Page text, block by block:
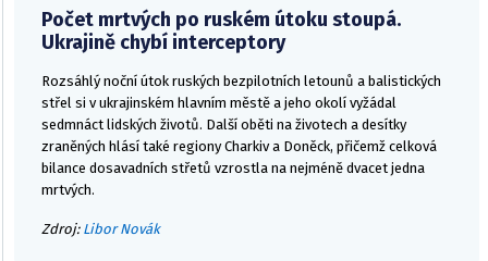
Počet mrtvých po ruském útoku stoupá.
Ukrajině chybí interceptory
Rozsáhlý noční útok ruských bezpilotních letounů a balistických
střel si v ukrajinském hlavním městě a jeho okolí vyžádal
sedmnáct lidských životů. Další oběti na životech a desítky
zraněných hlásí také regiony Charkiv a Doněck, přičemž celková
bilance dosavadních střetů vzrostla na nejméně dvacet jedna
mrtvých.
Zdroj: Libor Novák